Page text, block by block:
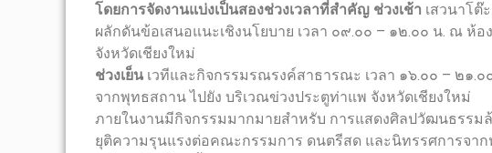
โดยการจัดงานแบ่งเป็นสองช่วงเวลาที่สำคัญ ช่วงเช้า เสวนาโต๊
ผลักดันข้อเสนอแนะเชิงนโยบาย เวลา ๐๙.๐๐ – ๑๒.๐๐ น. ณ ห้
จังหวัดเชียงใหม่
ช่วงเย็น เวทีและกิจกรรมรณรงค์สาธารณะ เวลา ๑๖.๐๐ – ๒๑.
จากพุทธสถาน ไปยัง บริเวณข่วงประตูท่าแพ จังหวัดเชียงใหม่
ภายในงานมีกิจกรรมมากมายสำหรับ การแสดงศิลปวัฒนธรรม
ยุติความรุนแรงต่อคณะกรรมการ ดนตรีสด และนิทรรศการจาก